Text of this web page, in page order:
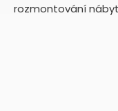
rozmontování